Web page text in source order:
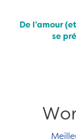
De l’amour
se